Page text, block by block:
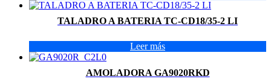
TALADRO A BATERIA TC-CD18/35-2 LI
Leer más
AMOLADORA GA9020RKD